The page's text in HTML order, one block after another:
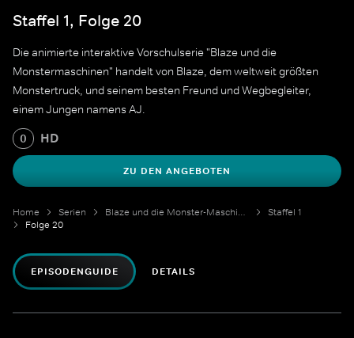
Staffel 1, Folge 20
Die animierte interaktive Vorschulserie "Blaze und die
Monstermaschinen" handelt von Blaze, dem weltweit größten
Monstertruck, und seinem besten Freund und Wegbegleiter,
einem Jungen namens AJ.
0 HD
ZU DEN ANGEBOTEN
Home Serien Blaze und die Monster-Maschinen
Staffel 1
Folge 20
EPISODENGUIDE DETAILS